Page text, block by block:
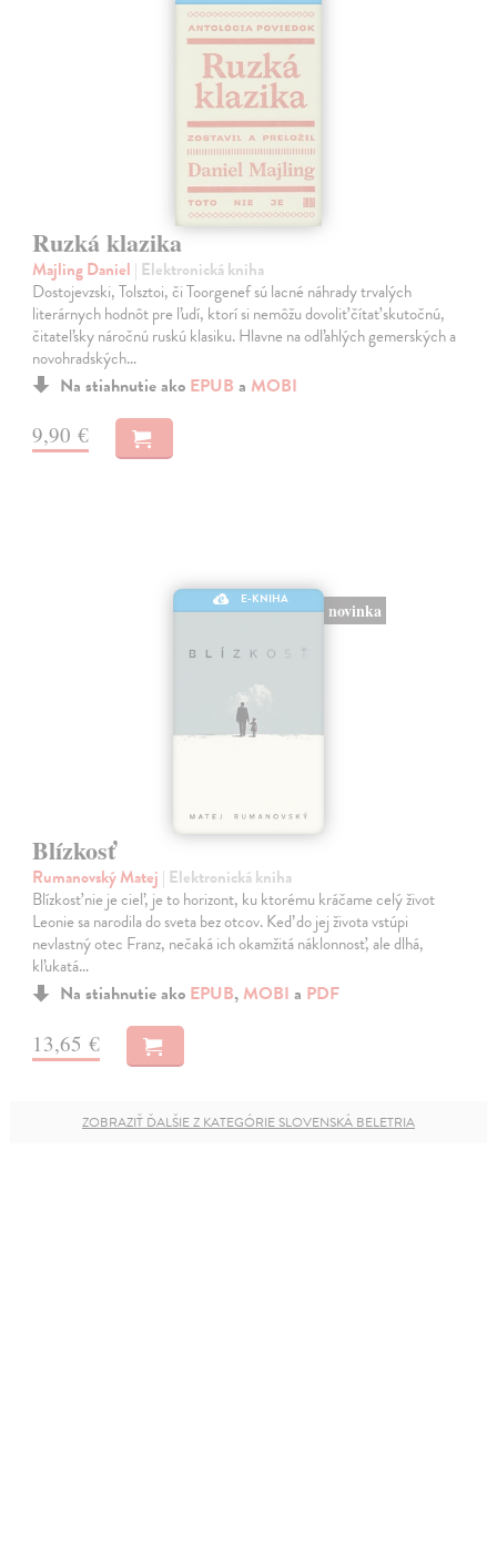
Ruzká klazika
Majling Daniel | Elektronická kniha
Dostojevzski, Tolsztoi, či Toorgenef sú lacné náhrady trvalých
literárnych hodnôt pre ľudí, ktorí si nemôžu dovoliť čítať skutočnú,
čitateľsky náročnú ruskú klasiku. Hlavne na odľahlých gemerských a
novohradských…
Na stiahnutie ako EPUB a MOBI
9,90 €
E-KNIHA
novinka
Blízkosť
Rumanovský Matej | Elektronická kniha
Blízkosť nie je cieľ, je to horizont, ku ktorému kráčame celý život
Leonie sa narodila do sveta bez otcov. Keď do jej života vstúpi
nevlastný otec Franz, nečaká ich okamžitá náklonnosť, ale dlhá,
kľukatá…
Na stiahnutie ako EPUB, MOBI a PDF
13,65 €
ZOBRAZIŤ ĎALŠIE Z KATEGÓRIE SLOVENSKÁ BELETRIA